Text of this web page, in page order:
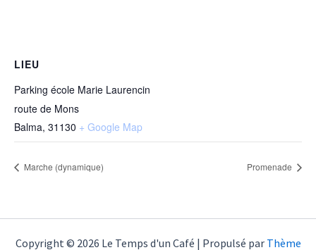
LIEU
Parking école Marie Laurencin
route de Mons
Balma, 31130 + Google Map
Marche (dynamique) Promenade
Copyright © 2026 Le Temps d'un Café | Propulsé par Thème